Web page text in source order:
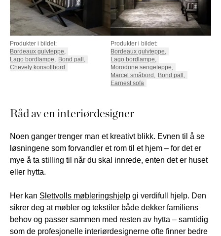
Produkter i bildet:
Bordeaux gulvteppe,
Lago bordlampe, Bond pall,
Chevely konsollbord
Produkter i bildet:
Bordeaux gulvteppe,
Lago bordlampe,
Morodune sengeteppe,
Marcel småbord, Bond pall,
Earnest sofa
Råd av en interiørdesigner
Noen ganger trenger man et kreativt blikk. Evnen til å se
løsningene som forvandler et rom til et hjem – for det er
mye å ta stilling til når du skal innrede, enten det er huset
eller hytta.
Her kan Slettvolls møbleringshjelp gi verdifull hjelp. Den
sikrer deg at møbler og tekstiler både dekker familiens
behov og passer sammen med resten av hytta – samtidig
som de profesjonelle interiørdesignerne ofte finner bedre